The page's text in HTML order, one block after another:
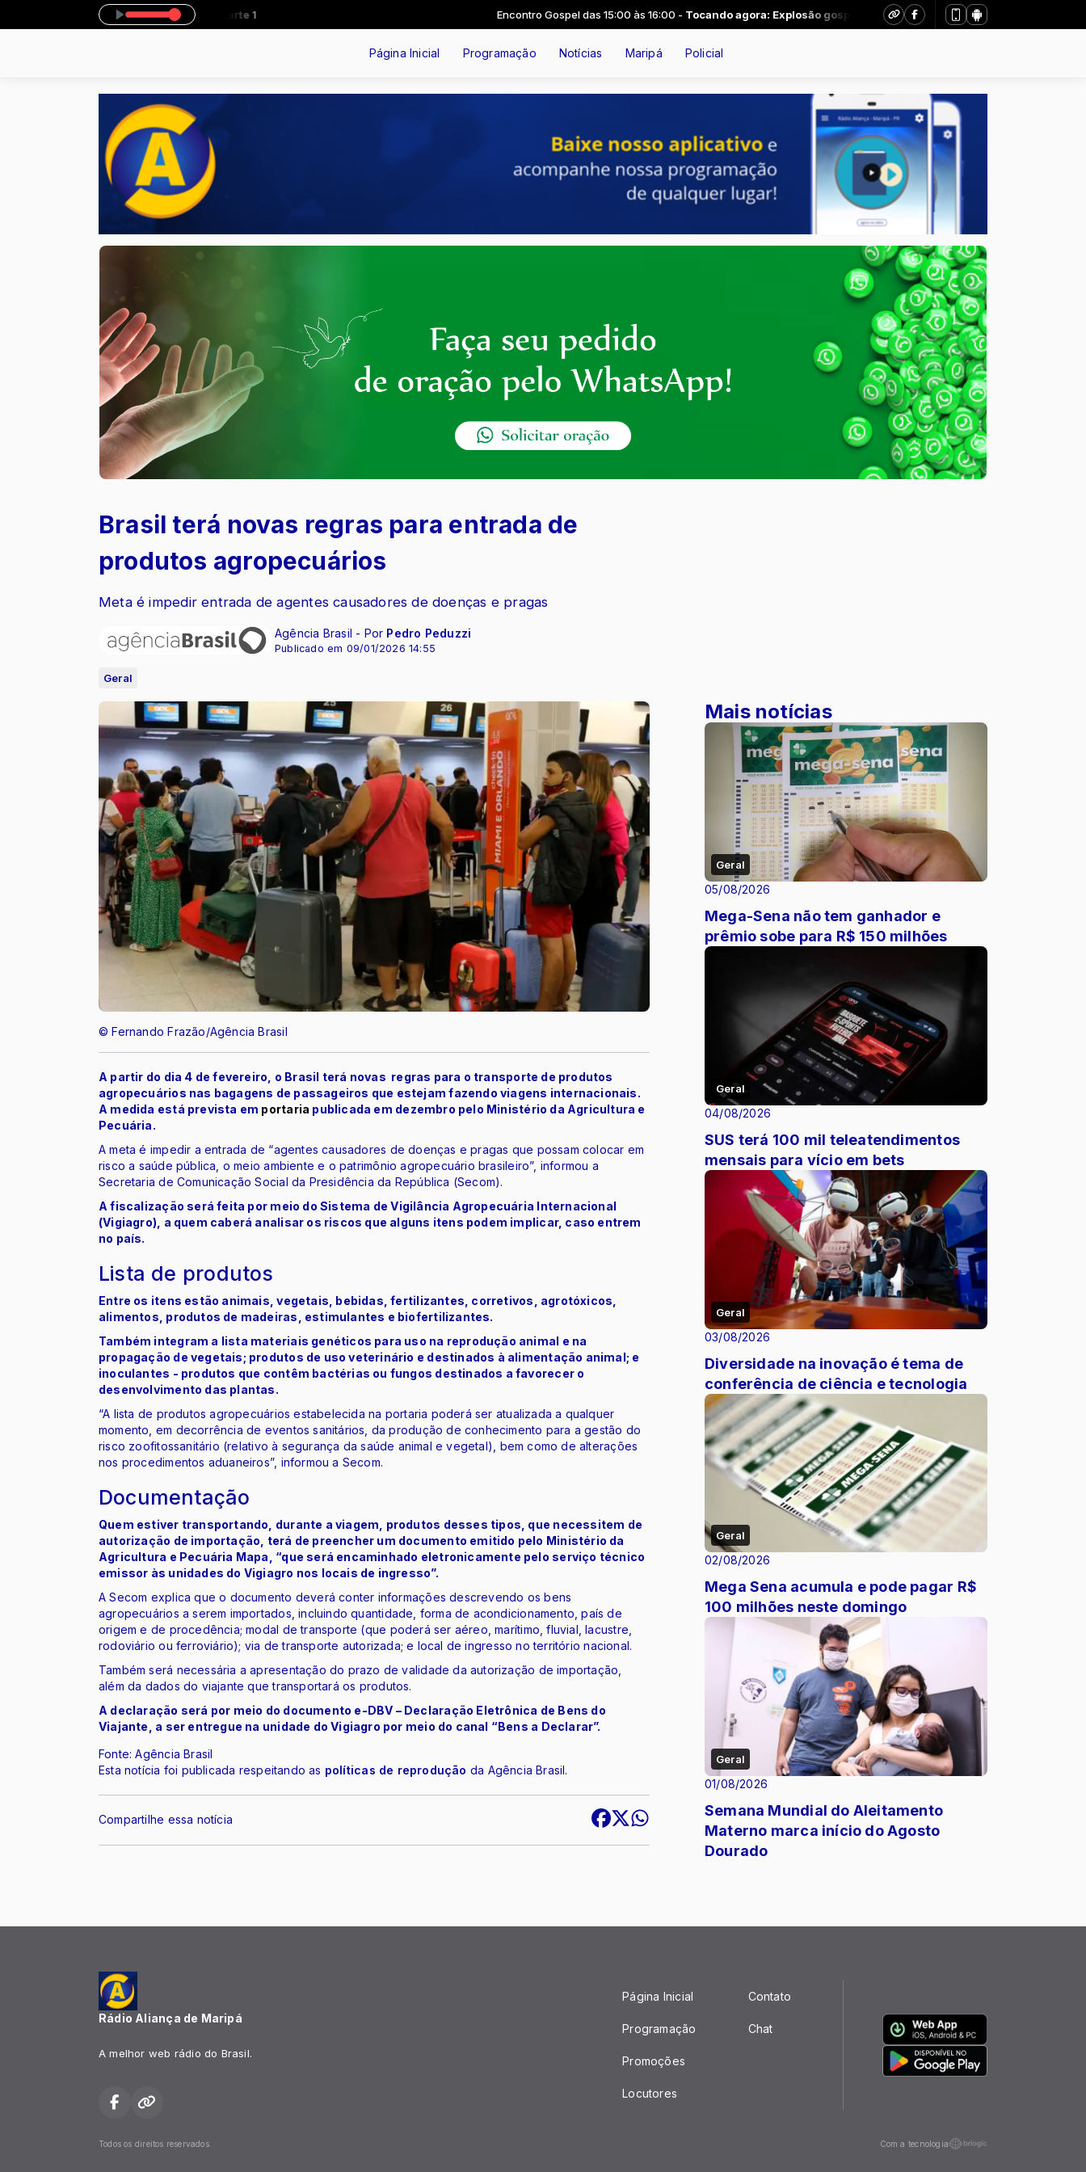
agora: Explosão gospel - Parte 1 Encontro Gospel das 15:00 às 16:00 -Tocando agora: Explosão gospel - Parte 1
Página Inicial Programação Notícias Maripá Policial
Brasil terá novas regras para entrada de
produtos agropecuários
Meta é impedir entrada de agentes causadores de doenças e pragas
Agência Brasil - Por Pedro Peduzzi
Publicado em 09/01/2026 14:55
Geral
© Fernando Frazão/Agência Brasil
A partir do dia 4 de fevereiro, o Brasil terá novas regras para o transporte de produtos
agropecuários nas bagagens de passageiros que estejam fazendo viagens internacionais.
A medida está prevista em portaria publicada em dezembro pelo Ministério da Agricultura e
Pecuária.
A meta é impedir a entrada de “agentes causadores de doenças e pragas que possam colocar em
risco a saúde pública, o meio ambiente e o patrimônio agropecuário brasileiro”, informou a
Secretaria de Comunicação Social da Presidência da República (Secom).
A fiscalização será feita por meio do Sistema de Vigilância Agropecuária Internacional
(Vigiagro), a quem caberá analisar os riscos que alguns itens podem implicar, caso entrem
no país.
Lista de produtos
Entre os itens estão animais, vegetais, bebidas, fertilizantes, corretivos, agrotóxicos,
alimentos, produtos de madeiras, estimulantes e biofertilizantes.
Também integram a lista materiais genéticos para uso na reprodução animal e na
propagação de vegetais; produtos de uso veterinário e destinados à alimentação animal; e
inoculantes - produtos que contêm bactérias ou fungos destinados a favorecer o
desenvolvimento das plantas.
“A lista de produtos agropecuários estabelecida na portaria poderá ser atualizada a qualquer
momento, em decorrência de eventos sanitários, da produção de conhecimento para a gestão do
risco zoofitossanitário (relativo à segurança da saúde animal e vegetal), bem como de alterações
nos procedimentos aduaneiros”, informou a Secom.
Documentação
Quem estiver transportando, durante a viagem, produtos desses tipos, que necessitem de
autorização de importação, terá de preencher um documento emitido pelo Ministério da
Agricultura e Pecuária Mapa, “que será encaminhado eletronicamente pelo serviço técnico
emissor às unidades do Vigiagro nos locais de ingresso”.
A Secom explica que o documento deverá conter informações descrevendo os bens
agropecuários a serem importados, incluindo quantidade, forma de acondicionamento, país de
origem e de procedência; modal de transporte (que poderá ser aéreo, marítimo, fluvial, lacustre,
rodoviário ou ferroviário); via de transporte autorizada; e local de ingresso no território nacional.
Também será necessária a apresentação do prazo de validade da autorização de importação,
além da dados do viajante que transportará os produtos.
A declaração será por meio do documento e-DBV – Declaração Eletrônica de Bens do
Viajante, a ser entregue na unidade do Vigiagro por meio do canal “Bens a Declarar”.
Fonte: Agência Brasil
Esta notícia foi publicada respeitando as políticas de reprodução da Agência Brasil.
Compartilhe essa notícia
Mais notícias
Geral
05/08/2026
Mega-Sena não tem ganhador e
prêmio sobe para R$ 150 milhões
Geral
04/08/2026
SUS terá 100 mil teleatendimentos
mensais para vício em bets
Geral
03/08/2026
Diversidade na inovação é tema de
conferência de ciência e tecnologia
Geral
02/08/2026
Mega Sena acumula e pode pagar R$
100 milhões neste domingo
Geral
01/08/2026
Semana Mundial do Aleitamento
Materno marca início do Agosto
Dourado
Rádio Aliança de Maripá
A melhor web rádio do Brasil.
Página Inicial
Programação
Promoções
Locutores
Contato
Chat
Todos os direitos reservados. Com a tecnologia